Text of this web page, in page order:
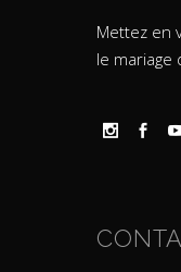
Mettez en
le mariage